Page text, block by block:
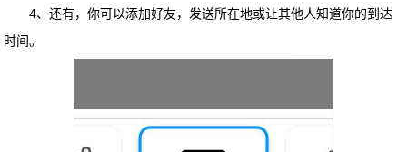
4、还有，你可以添加好友，发送所在地或让其他人知道你的到达
时间。